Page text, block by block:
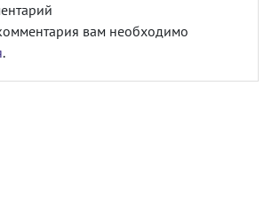
вам необходимо
.